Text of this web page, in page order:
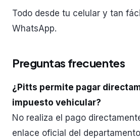
Todo desde tu celular y tan
WhatsApp.
Preguntas frecuentes
¿Pitts permite pagar
impuesto vehicular?
No realiza el pago
enlace oficial del